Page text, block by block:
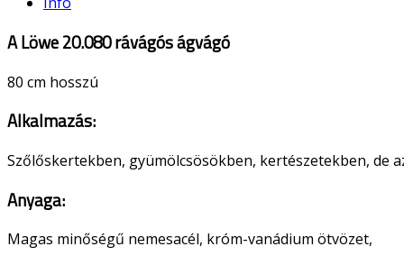
A Löwe 20.080 rávágós ágvágó
80 cm hosszú
Alkalmazás:
Szőlőskertekben, gyümölcsösökben, kertészetekben, de
Anyaga:
Magas minőségű nemesacél, króm-vanádium ötvözet,